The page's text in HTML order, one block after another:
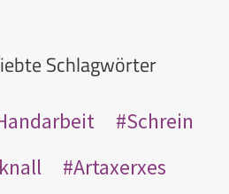
Schlagwörter
Schrein
Artaxerxes